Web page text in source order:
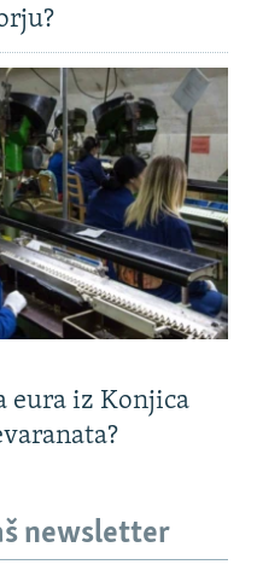
eura iz Konjica
newsletter